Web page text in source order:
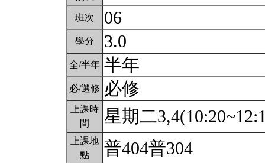
班次 06
學分 3.0
全/半年 半年
必/選修 必修
上課時
間
星期二
上課地
點
普404普304